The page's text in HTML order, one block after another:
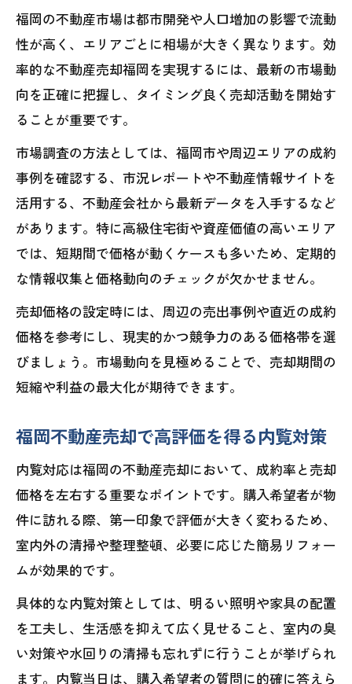
め方
相続や相談も安心な福岡不動産売却術
福岡市不動産売却相続の手続きと注意点
福岡不動産売却で相続案件をスムーズに
進める方法
福岡市不動産売却相談で納得の取引を目
指すコツ
福岡不動産売却における専門家活用のメ
リット
福岡不動産売却で相続トラブルを防ぐ対
策法
福岡の不動産市場は都市開発や人口増加の影響で流動
性が高く、エリアごとに相場が大きく異なります。効
率的な不動産売却福岡を実現するには、最新の市場動
向を正確に把握し、タイミング良く売却活動を開始す
ることが重要です。
市場調査の方法としては、福岡市や周辺エリアの成約
事例を確認する、市況レポートや不動産情報サイトを
活用する、不動産会社から最新データを入手するなど
があります。特に高級住宅街や資産価値の高いエリア
では、短期間で価格が動くケースも多いため、定期的
な情報収集と価格動向のチェックが欠かせません。
売却価格の設定時には、周辺の売出事例や直近の成約
価格を参考にし、現実的かつ競争力のある価格帯を選
びましょう。市場動向を見極めることで、売却期間の
短縮や利益の最大化が期待できます。
福岡不動産売却で高評価を得る内覧対策
内覧対応は福岡の不動産売却において、成約率と売却
価格を左右する重要なポイントです。購入希望者が物
件に訪れる際、第一印象で評価が大きく変わるため、
室内外の清掃や整理整頓、必要に応じた簡易リフォー
ムが効果的です。
具体的な内覧対策としては、明るい照明や家具の配置
を工夫し、生活感を抑えて広く見せること、室内の臭
い対策や水回りの清掃も忘れずに行うことが挙げられ
ます。内覧当日は、購入希望者の質問に的確に答えら